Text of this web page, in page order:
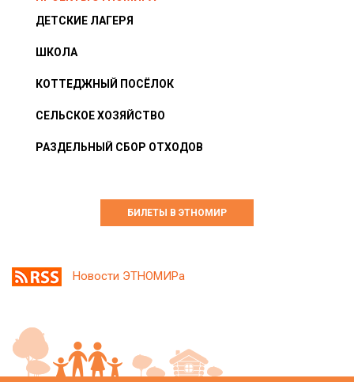
ДЕТСКИЕ ЛАГЕРЯ
ШКОЛА
КОТТЕДЖНЫЙ ПОСЁЛОК
СЕЛЬСКОЕ ХОЗЯЙСТВО
РАЗДЕЛЬНЫЙ СБОР ОТХОДОВ
БИЛЕТЫ В ЭТНОМИР
Новости ЭТНОМИРа